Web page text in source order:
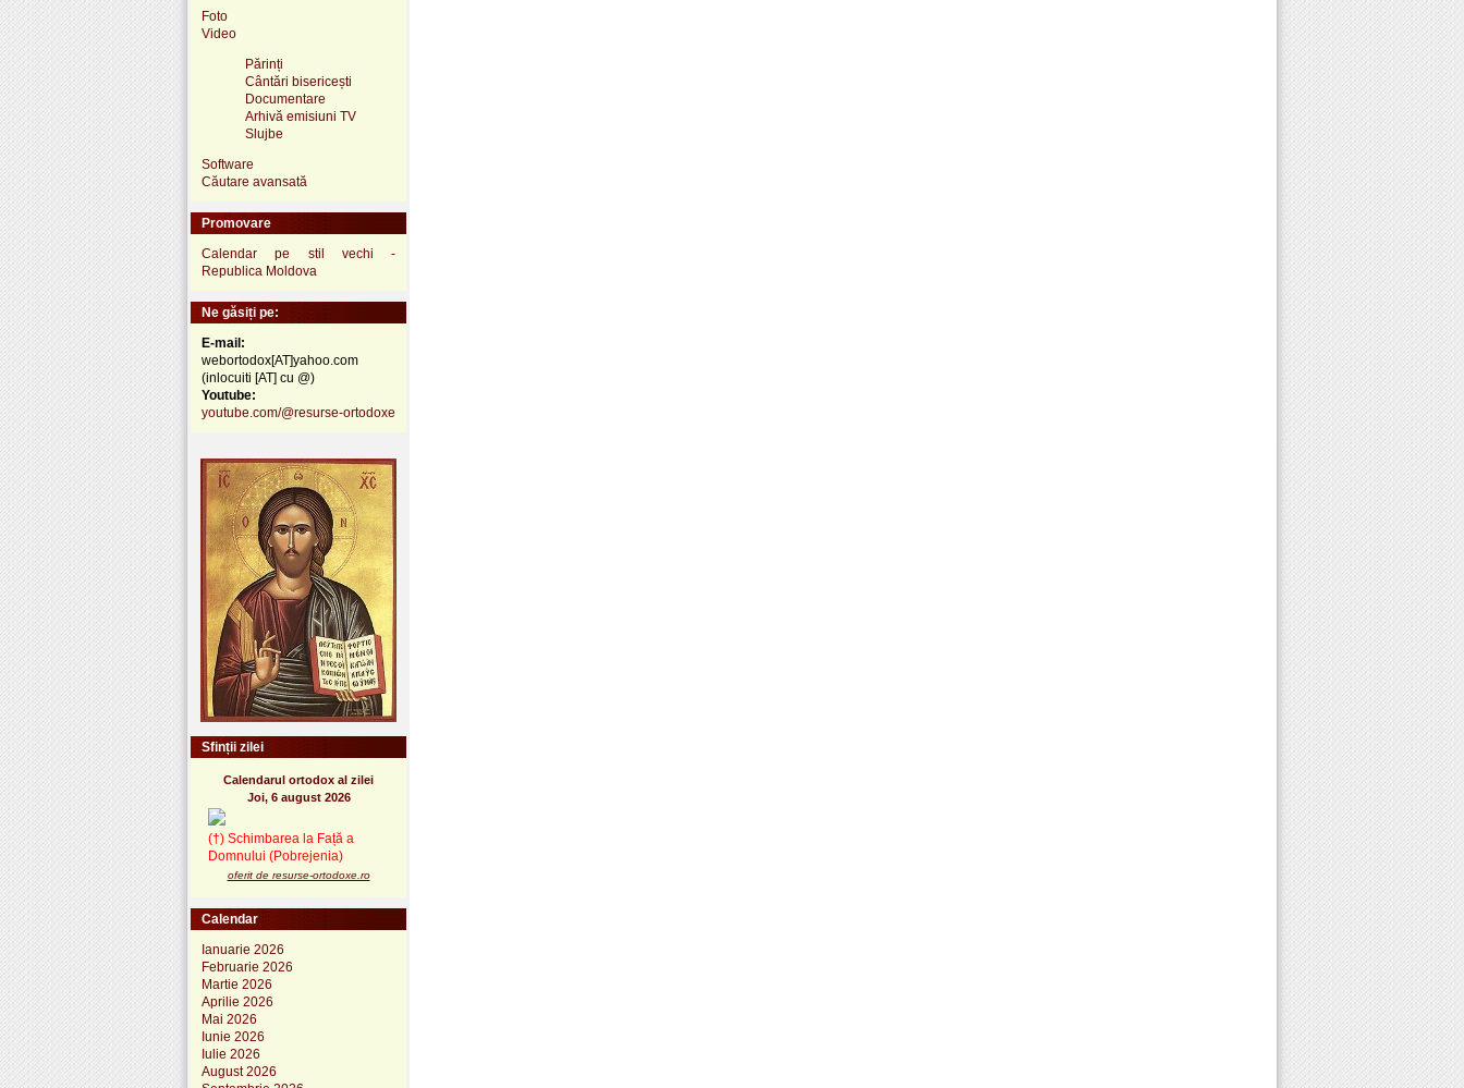
Foto
Video
Părinți
Cântări bisericești
Documentare
Arhivă emisiuni TV
Slujbe
Software
Căutare avansată
Promovare
Calendar pe stil vechi -
Republica Moldova
Ne găsiți pe:
E-mail:
webortodox[AT]yahoo.com
(inlocuiti [AT] cu @)
Youtube:
youtube.com/@resurse-ortodoxe
Sfinții zilei
Calendarul ortodox al zilei
Joi, 6 august 2026
(†) Schimbarea la Față a
Domnului (Pobrejenia)
oferit de resurse-ortodoxe.ro
Calendar
Ianuarie 2026
Februarie 2026
Martie 2026
Aprilie 2026
Mai 2026
Iunie 2026
Iulie 2026
August 2026